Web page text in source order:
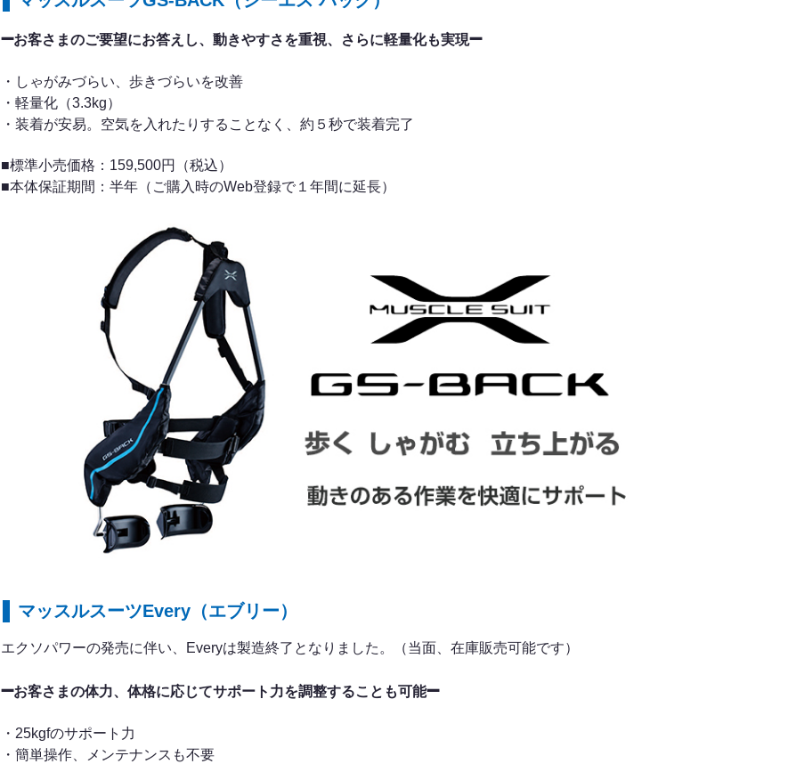
➖お客さまのご要望にお答えし、動きやすさを重視、さらに軽量化も実現➖
・しゃがみづらい、歩きづらいを改善
・軽量化（3.3kg）
・装着が安易。空気を入れたりすることなく、約５秒で装着完了
■標準小売価格：159,500円（税込）
■本体保証期間：半年（ご購入時のWeb登録で１年間に延長）
マッスルスーツEvery（エブリー）
エクソパワーの発売に伴い、Everyは製造終了となりました。（当面、在庫販売可能です）
➖お客さまの体力、体格に応じてサポート力を調整することも可能➖
・25kgfのサポート力
・簡単操作、メンテナンスも不要